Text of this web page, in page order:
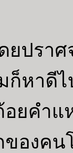
ยปรา
หาดีไ
อยคำ
งคนโ